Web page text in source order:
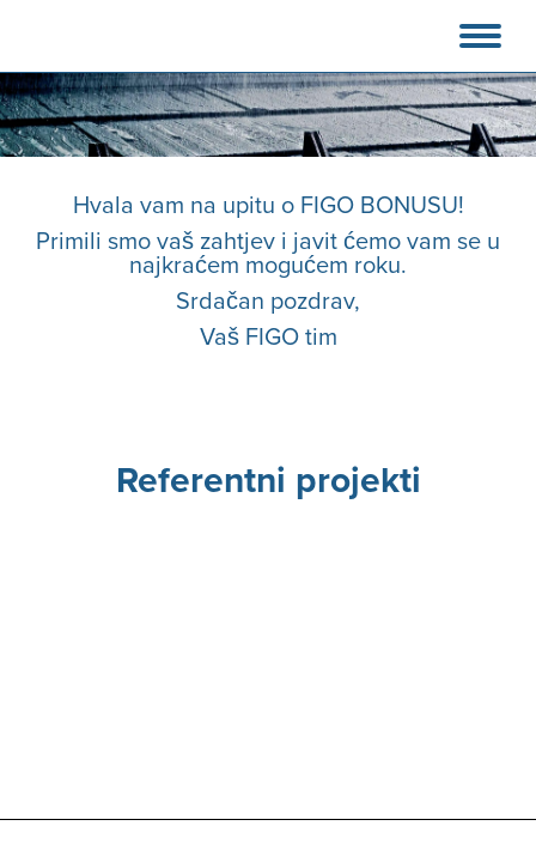
Hvala vam na upitu o FIGO BONUSU!
Primili smo vaš zahtjev i javit ćemo vam se u
najkraćem mogućem roku.
Srdačan pozdrav,
Vaš FIGO tim
Referentni projekti